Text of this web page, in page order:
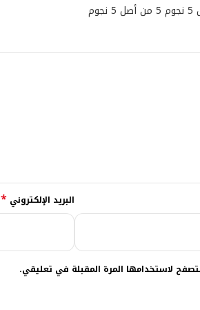
5 من أصل 5 نجوم
البريد الإلكتروني*
لاستخدامها المرة المقبلة في تعليقي.